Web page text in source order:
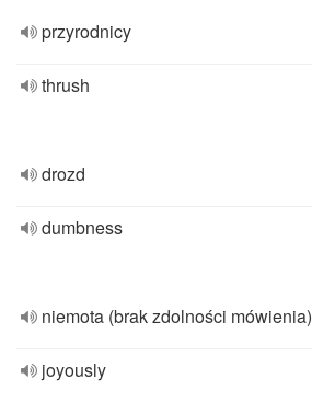
przyrodnicy
thrush
drozd
dumbness
niemota (brak zdolności mówienia)
joyously